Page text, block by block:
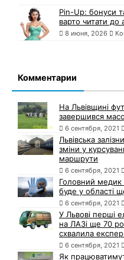
Pin-Up: бонуси
варто читати до
8 июня, 2026
Комментарии
На Львівщині
завершився
6 сентября, 2021
Львівська
зміни у
маршрути
6 сентября, 2021
Головний медик
буде у області
6 сентября, 2021
У Львові перші
на ЛАЗі ще 70
схвалила
6 сентября, 2021
Як